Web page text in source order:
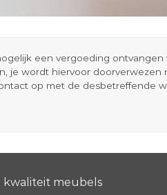
een vergoeding ontvangen
je wordt hiervoor doorverwezen
op met de desbetreffende
kwaliteit meubels